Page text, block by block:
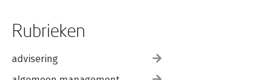
Rubrieken
advisering